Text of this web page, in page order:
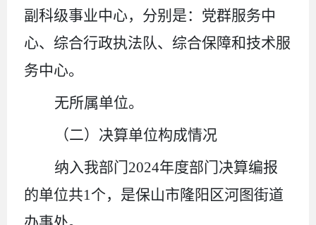
副科级事业中心，分别是：党群服务中
心、综合行政执法队、综合保障和技术服
务中心。
无所属单位。
（二）决算单位构成情况
纳入我部门2024年度部门决算编报
的单位共1 个，是保山市隆阳区河图街道